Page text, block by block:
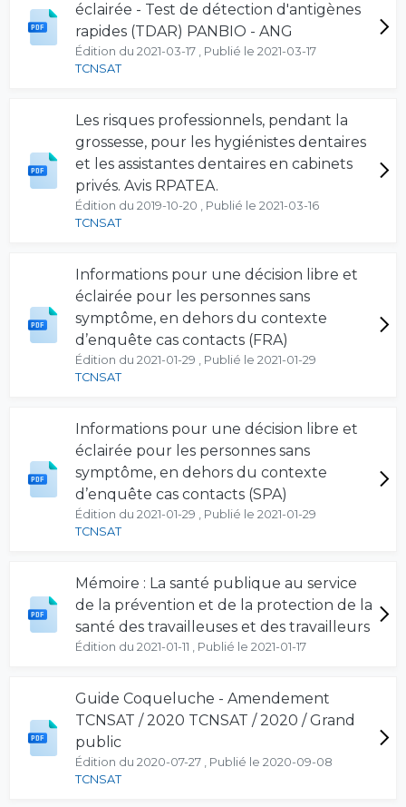
éclairée - Test de détection d'antigènes
rapides (TDAR) PANBIO - ANG
Édition du 2021-03-17 , Publié le 2021-03-17
TCNSAT
Les risques professionnels, pendant la
grossesse, pour les hygiénistes dentaires
et les assistantes dentaires en cabinets
privés. Avis RPATEA.
Édition du 2019-10-20 , Publié le 2021-03-16
TCNSAT
Informations pour une décision libre et
éclairée pour les personnes sans
symptôme, en dehors du contexte
d’enquête cas contacts (FRA)
Édition du 2021-01-29 , Publié le 2021-01-29
TCNSAT
Informations pour une décision libre et
éclairée pour les personnes sans
symptôme, en dehors du contexte
d’enquête cas contacts (SPA)
Édition du 2021-01-29 , Publié le 2021-01-29
TCNSAT
Mémoire : La santé publique au service
de la prévention et de la protection de la
santé des travailleuses et des travailleurs
Édition du 2021-01-11 , Publié le 2021-01-17
Guide Coqueluche - Amendement
TCNSAT / 2020 TCNSAT / 2020 / Grand
public
Édition du 2020-07-27 , Publié le 2020-09-08
TCNSAT